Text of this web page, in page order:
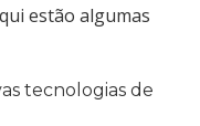
estão algumas
tecnologias de